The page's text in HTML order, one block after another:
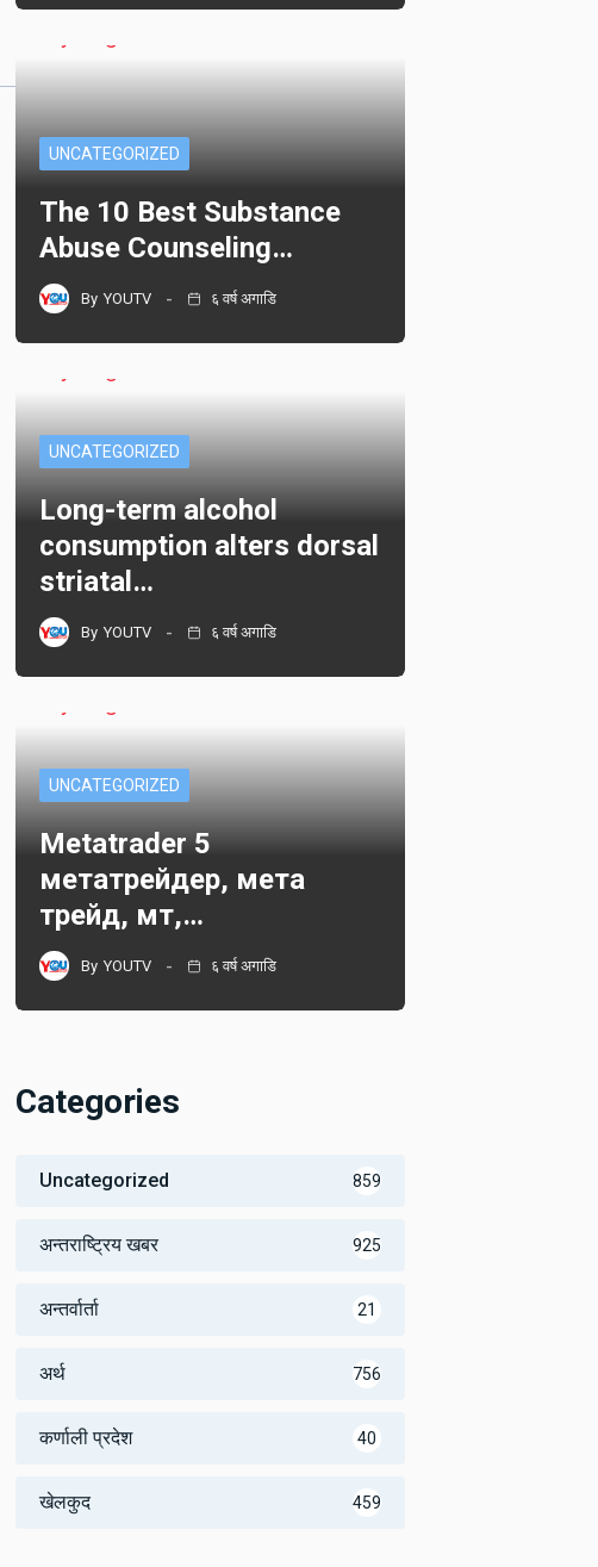
UNCATEGORIZED
The 10 Best Substance
Abuse Counseling…
By YOUTV ६ वर्ष अगाडि
UNCATEGORIZED
Long-term alcohol
consumption alters dorsal
striatal…
By YOUTV ६ वर्ष अगाडि
UNCATEGORIZED
Metatrader 5
метатрейдер, мета
трейд, мт,…
By YOUTV ६ वर्ष अगाडि
Categories
Uncategorized 859
अन्तराष्ट्रिय खबर 925
अन्तर्वार्ता 21
अर्थ 756
कर्णाली प्रदेश 40
खेलकुद 459